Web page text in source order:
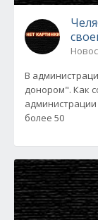
В
донором". Как
более 50